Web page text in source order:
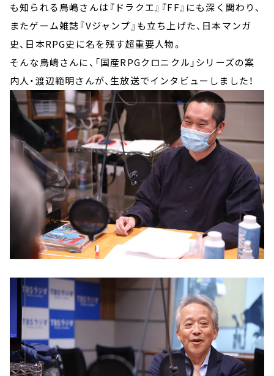
も知られる鳥嶋さんは『ドラクエ』『FF』にも深く関わり、
またゲーム雑誌『Vジャンプ』も立ち上げた、日本マンガ
史、日本RPG史に名を残す超重要人物。
そんな鳥嶋さんに、「国産RPGクロニクル」シリーズの案
内人・渡辺範明さんが、生放送でインタビューしました！